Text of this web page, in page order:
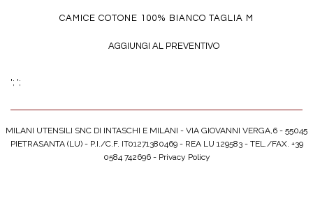
CAMICE COTONE 100% BIANCO TAGLIA M
AGGIUNGI AL PREVENTIVO
'; ';
MILANI UTENSILI SNC DI INTASCHI E MILANI - VIA GIOVANNI VERGA,6 - 55045
PIETRASANTA (LU) - P.I./C.F. IT01271380469 - REA LU 129583 - TEL./FAX. +39
0584 742696 - Privacy Policy